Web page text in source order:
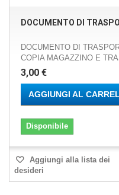
DOCUMENTO DI
DOCUMENTO DI
COPIA MAGAZZINO E
3,00 €
AGGIUNGI AL
Disponibile
Aggiungi alla lista dei
desideri